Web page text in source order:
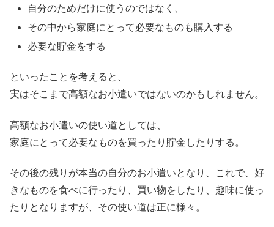
自分のためだけに使うのではなく、
その中から家庭にとって必要なものも購入する
必要な貯金をする
といったことを考えると、
実はそこまで高額なお小遣いではないのかもしれません。
高額なお小遣いの使い道としては、
家庭にとって必要なものを買ったり貯金したりする。
その後の残りが本当の自分のお小遣いとなり、これで、好
きなものを食べに行ったり、買い物をしたり、趣味に使っ
たりとなりますが、その使い道は正に様々。